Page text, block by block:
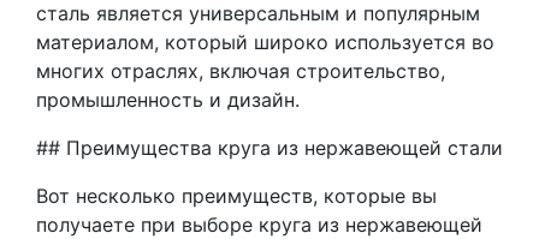
сталь является универсальным и популярным
материалом, который широко используется во
многих отраслях, включая строительство,
промышленность и дизайн.
## Преимущества круга из нержавеющей стали
Вот несколько преимуществ, которые вы
получаете при выборе круга из нержавеющей